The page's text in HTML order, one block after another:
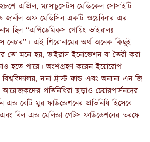
এপ্রিল, ম্যাসাচুসেটস মেডিকেল সোসাইটি
জার্নাল অফ মেডিসিন একটি ওয়েবিনার এর
ছিল “এপিডেমিকস গোয়িং ভাইরালঃ
নেচার”। এই শিরোনামের অর্থ অনেক কিছুই
তো মনে হয়, ভাইরাস ইনোভেশন বা তৈরী করা
হতে পারে। অংশগ্রহণ করেন ইয়োরোপ
নানা ট্রাস্ট ফান্ড এবং অন্যান্য এন জি
আয়োজকদের প্রতিনিধিরা ছাড়াও চেয়ারপার্সনদের
এন্ড বেটি মুর ফাউন্ডেশনের প্রতিনিধি হিসেবে
এবং বিল এন্ড মেলিন্ডা গেটস ফাউন্ডেশনের তরফে